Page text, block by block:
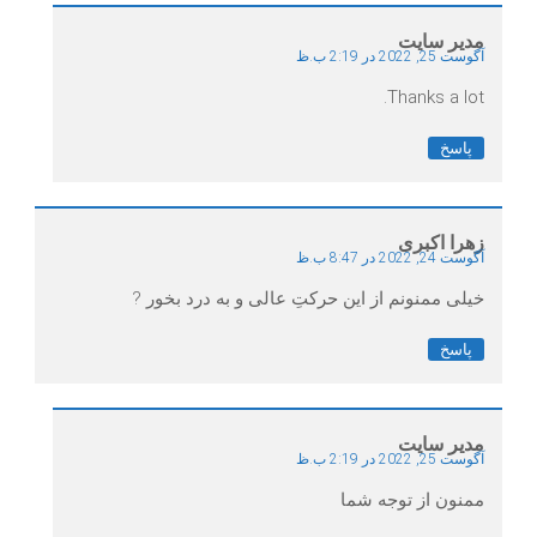
مدیر سایت
آگوست 25, 2022 در 2:19 ب.ظ
Thanks a lot.
پاسخ
زهرا اکبری
آگوست 24, 2022 در 8:47 ب.ظ
خیلی ممنونم از این حرکتِ عالی و به درد بخور ?
پاسخ
مدیر سایت
آگوست 25, 2022 در 2:19 ب.ظ
ممنون از توجه شما